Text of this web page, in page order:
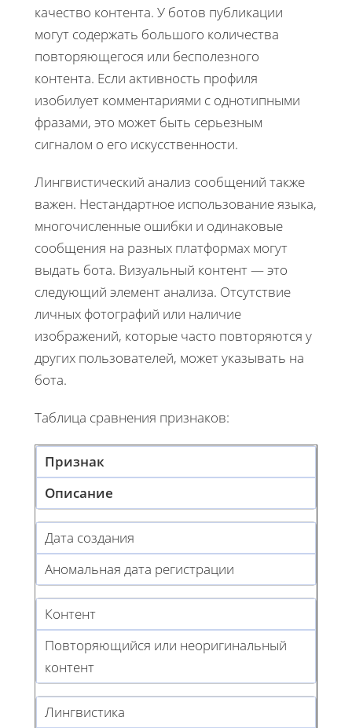
качество контента. У ботов публикации
могут содержать большого количества
повторяющегося или бесполезного
контента. Если активность профиля
изобилует комментариями с однотипными
фразами, это может быть серьезным
сигналом о его искусственности.
Лингвистический анализ сообщений также
важен. Нестандартное использование языка,
многочисленные ошибки и одинаковые
сообщения на разных платформах могут
выдать бота. Визуальный контент — это
следующий элемент анализа. Отсутствие
личных фотографий или наличие
изображений, которые часто повторяются у
других пользователей, может указывать на
бота.
Таблица сравнения признаков:
Признак
Описание
Дата создания
Аномальная дата регистрации
Контент
Повторяющийся или неоригинальный
контент
Лингвистика